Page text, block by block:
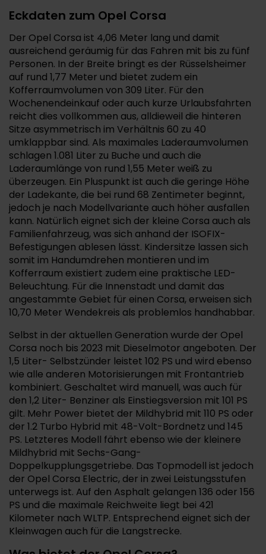
Eckdaten zum Opel Corsa
Der Opel Corsa ist 4,06 Meter lang und damit
ausreichend geräumig für das Fahren mit bis zu fünf
Personen. In der Breite bringt es der Rüsselsheimer
auf rund 1,77 Meter und bietet zudem ein
Kofferraumvolumen von 309 Liter. Für den
Wochenendeinkauf oder auch kurze Urlaubsfahrten
reicht dies vollkommen aus, alldieweil die hinteren
Sitze asymmetrisch im Verhältnis 60 zu 40
umklappbar sind. Als maximales Laderaumvolumen
schlagen 1.081 Liter zu Buche und auch die
Laderaumlänge von rund 1,55 Meter weiß zu
überzeugen. Ein Pluspunkt ist auch die geringe Höhe
der Ladekante, die bei rund 68 Zentimeter beginnt,
jedoch je nach Modellvariante auch höher ausfallen
kann. Natürlich eignet sich der kleine Corsa auch als
Familienfahrzeug, was sich anhand der ISOFIX-
Befestigungen ablesen lässt. Kindersitze lassen sich
somit im Handumdrehen montieren und im
Kofferraum existiert zudem eine praktische LED-
Beleuchtung. Für die Innenstadt und damit das
angestammte Gebiet für einen Corsa, erweisen sich
10,70 Meter Wendekreis als problemlos handhabbar.
Selbst in der aktuellen Generation wurde der Opel
Corsa noch bis 2023 mit Dieselmotor angeboten. Der
1,5 Liter- Selbstzünder leistet 102 PS und wird ebenso
wie alle anderen Motorisierungen mit Frontantrieb
kombiniert. Geschaltet wird manuell, was auch für
den 1,2 Liter- Benziner als Einstiegsversion mit 101 PS
gilt. Mehr Power bietet der Mildhybrid mit 110 PS oder
der 1.2 Turbo Hybrid mit 48-Volt-Bordnetz und 145
PS. Letzteres Modell fährt ebenso wie der kleinere
Mildhybrid mit Sechs-Gang-
Doppelkupplungsgetriebe. Das Topmodell ist jedoch
der Opel Corsa Electric, der in zwei Leistungsstufen
unterwegs ist. Auf den Asphalt gelangen 136 oder 156
PS und die maximale Reichweite liegt bei 421
Kilometer nach WLTP. Entsprechend eignet sich der
Kleinwagen auch für die Langstrecke.